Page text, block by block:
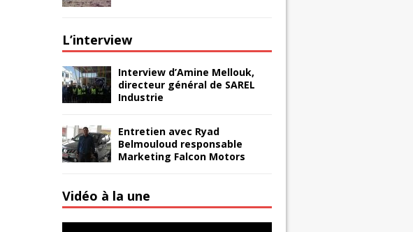
L’interview
Interview d’Amine Mellouk,
directeur général de SAREL
Industrie
Entretien avec Ryad
Belmouloud responsable
Marketing Falcon Motors
Vidéo à la une